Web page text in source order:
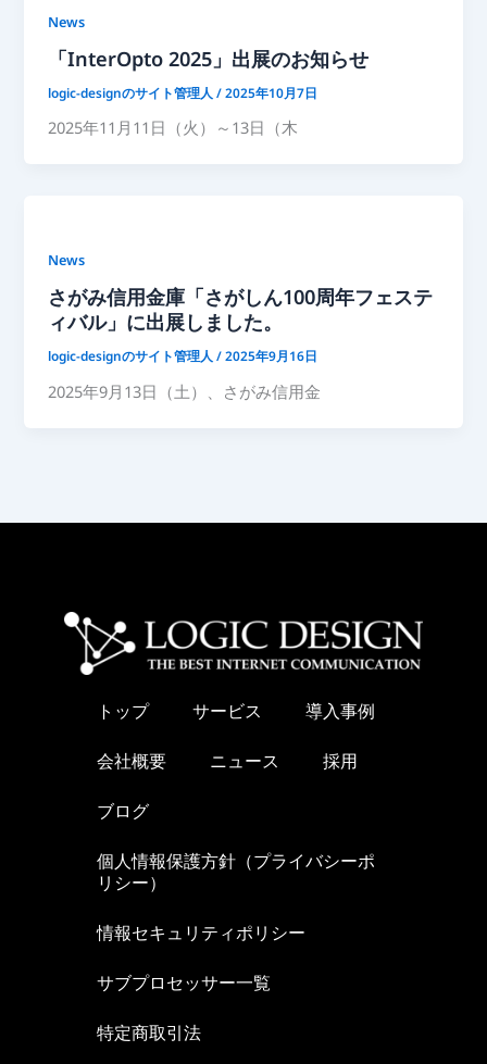
News
「InterOpto 2025」出展のお知らせ
logic-designのサイト管理人/2025年10月7日
2025年11月11日（火）～13日（木
News
さがみ信用金庫「さがしん100周年フェステ
ィバル」に出展しました。
logic-designのサイト管理人/2025年9月16日
2025年9月13日（土）、さがみ信用金
トップ サービス 導入事例
会社概要 ニュース 採用
ブログ
個人情報保護方針（プライバシーポ
リシー）
情報セキュリティポリシー
サブプロセッサー一覧
特定商取引法